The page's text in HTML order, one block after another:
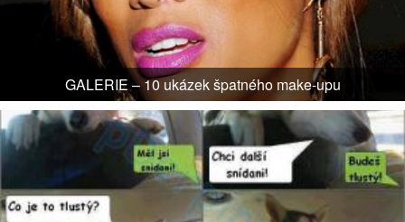
GALERIE – 10 ukázek špatného make-upu